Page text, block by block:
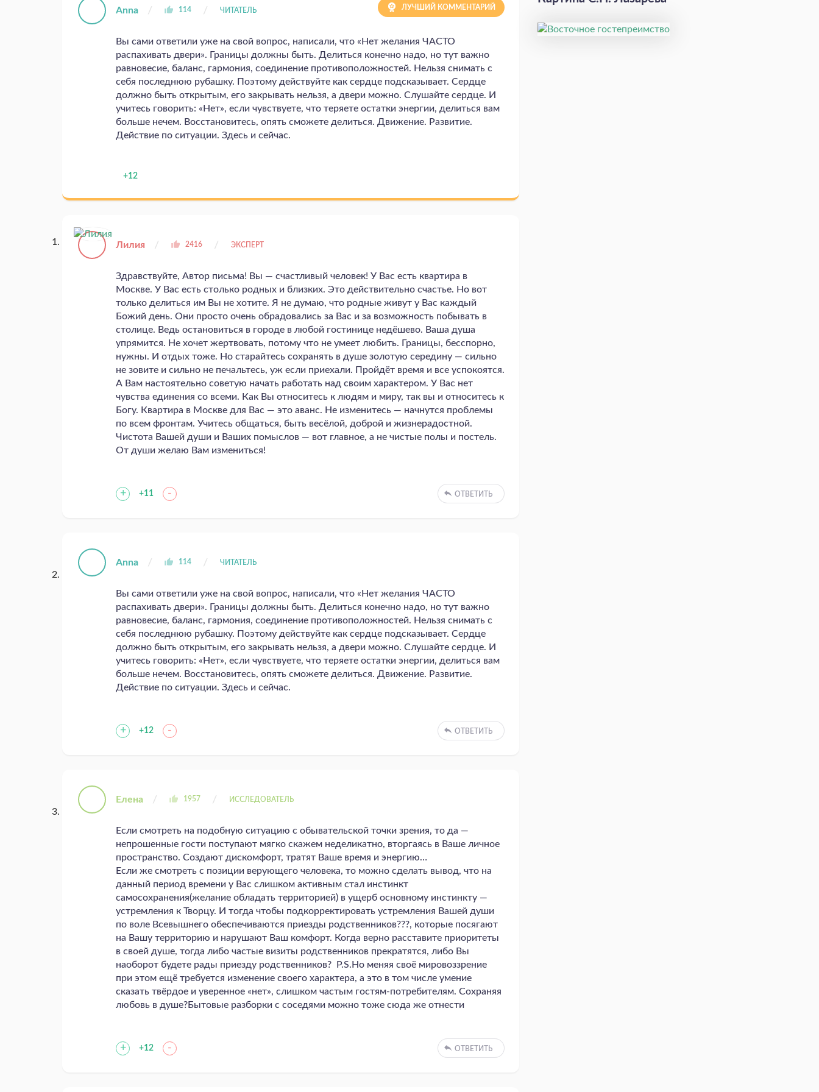
Anna 114 ЧИТАТЕЛЬ ЛУЧШИЙ КОММЕНТАРИЙ
Вы сами ответили уже на свой вопрос, написали, что «Нет желания ЧАСТО
распахивать двери». Границы должны быть. Делиться конечно надо, но тут важно
равновесие, баланс, гармония, соединение противоположностей. Нельзя снимать с
себя последнюю рубашку. Поэтому действуйте как сердце подсказывает. Сердце
должно быть открытым, его закрывать нельзя, а двери можно. Слушайте сердце. И
учитесь говорить: «Нет», если чувствуете, что теряете остатки энергии, делиться вам
больше нечем. Восстановитесь, опять сможете делиться. Движение. Развитие.
Действие по ситуации. Здесь и сейчас.
+12
Лилия 2416 ЭКСПЕРТ
Здравствуйте, Автор письма! Вы — счастливый человек! У Вас есть квартира в
Москве. У Вас есть столько родных и близких. Это действительно счастье. Но вот
только делиться им Вы не хотите. Я не думаю, что родные живут у Вас каждый
Божий день. Они просто очень обрадовались за Вас и за возможность побывать в
столице. Ведь остановиться в городе в любой гостинице недёшево. Ваша душа
упрямится. Не хочет жертвовать, потому что не умеет любить. Границы, бесспорно,
нужны. И отдых тоже. Но старайтесь сохранять в душе золотую середину — сильно
не зовите и сильно не печальтесь, уж если приехали. Пройдёт время и все успокоятся.
А Вам настоятельно советую начать работать над своим характером. У Вас нет
чувства единения со всеми. Как Вы относитесь к людям и миру, так вы и относитесь к
Богу. Квартира в Москве для Вас — это аванс. Не изменитесь — начнутся проблемы
по всем фронтам. Учитесь общаться, быть весёлой, доброй и жизнерадостной.
Чистота Вашей души и Ваших помыслов — вот главное, а не чистые полы и постель.
От души желаю Вам измениться!
+ +11 - ОТВЕТИТЬ
Anna 114 ЧИТАТЕЛЬ
Вы сами ответили уже на свой вопрос, написали, что «Нет желания ЧАСТО
распахивать двери». Границы должны быть. Делиться конечно надо, но тут важно
равновесие, баланс, гармония, соединение противоположностей. Нельзя снимать с
себя последнюю рубашку. Поэтому действуйте как сердце подсказывает. Сердце
должно быть открытым, его закрывать нельзя, а двери можно. Слушайте сердце. И
учитесь говорить: «Нет», если чувствуете, что теряете остатки энергии, делиться вам
больше нечем. Восстановитесь, опять сможете делиться. Движение. Развитие.
Действие по ситуации. Здесь и сейчас.
+ +12 - ОТВЕТИТЬ
Елена 1957 ИССЛЕДОВАТЕЛЬ
Если смотреть на подобную ситуацию с обывательской точки зрения, то да —
непрошенные гости поступают мягко скажем неделикатно, вторгаясь в Ваше личное
пространство. Создают дискомфорт, тратят Ваше время и энергию…
Если же смотреть с позиции верующего человека, то можно сделать вывод, что на
данный период времени у Вас слишком активным стал инстинкт
самосохранения(желание обладать территорией) в ущерб основному инстинкту —
устремления к Творцу. И тогда чтобы подкорректировать устремления Вашей души
по воле Всевышнего обеспечиваются приезды родственников???, которые посягают
на Вашу территорию и нарушают Ваш комфорт. Когда верно расставите приоритеты
в своей душе, тогда либо частые визиты родственников прекратятся, либо Вы
наоборот будете рады приезду родственников? P.S.Но меняя своё мировоззрение
при этом ещё требуется изменение своего характера, а это в том числе умение
сказать твёрдое и уверенное «нет», слишком частым гостям-потребителям. Сохраняя
любовь в душе?Бытовые разборки с соседями можно тоже сюда же отнести
+ +12 - ОТВЕТИТЬ